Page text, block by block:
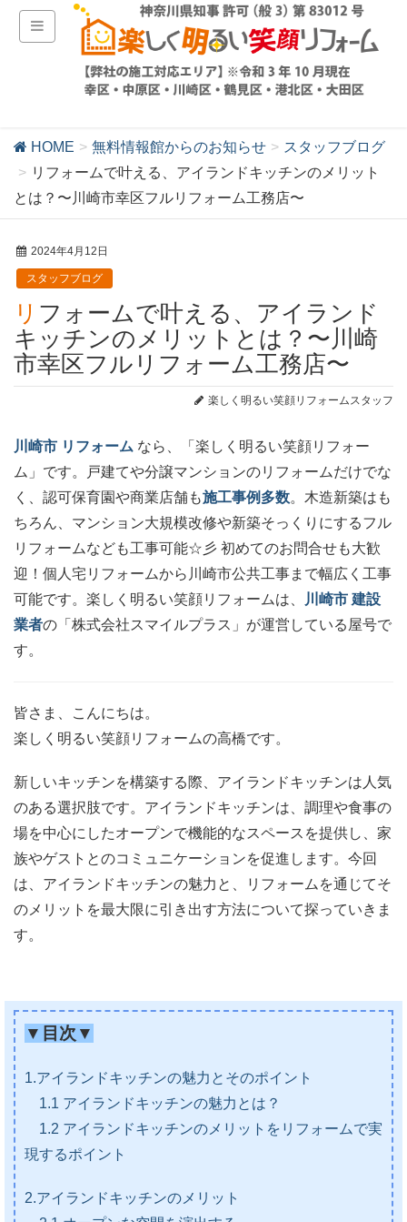
HOME 無料情報館からのお知らせ
スタッフブログ
リフォームで叶える、アイランドキッチンのメリット
とは？〜川崎市幸区フルリフォーム工務店〜
2024年4月12日
スタッフブログ
リフォームで叶える、アイランド
キッチンのメリットとは？〜川崎
市幸区フルリフォーム工務店〜
楽しく明るい笑顔リフォームスタッフ
川崎市 リフォーム なら、「楽しく明るい笑顔リフォー
ム」です。戸建てや分譲マンションのリフォームだけでな
く、認可保育園や商業店舗も施工事例多数。木造新築はも
ちろん、マンション大規模改修や新築そっくりにするフル
リフォームなども工事可能☆彡 初めてのお問合せも大歓
迎！個人宅リフォームから川崎市公共工事まで幅広く工事
可能です。楽しく明るい笑顔リフォームは、
川崎市 建設
業者の「株式会社スマイルプラス」が運営している屋号で
す。
皆さま、こんにちは。
楽しく明るい笑顔リフォームの高橋です。
新しいキッチンを構築する際、アイランドキッチンは人気
のある選択肢です。アイランドキッチンは、調理や食事の
場を中心にしたオープンで機能的なスペースを提供し、家
族やゲストとのコミュニケーションを促進します。今回
は、アイランドキッチンの魅力と、リフォームを通じてそ
のメリットを最大限に引き出す方法について探っていきま
す。
▼目次▼
1.アイランドキッチンの魅力とそのポイント
1.1 アイランドキッチンの魅力とは？
1.2 アイランドキッチンのメリットをリフォームで実
現するポイント
2.アイランドキッチンのメリット